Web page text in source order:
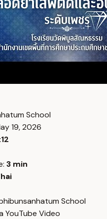
School
19, 2026
3 min
School
YouTube Video